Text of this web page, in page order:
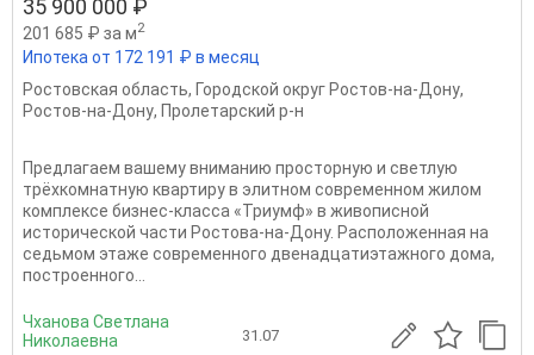
35 900 000 ₽
201 685 ₽ за м2
Ипотека от 172 191 ₽ в месяц
Ростовская область, Городской округ Ростов-на-Дону,
Ростов-на-Дону, Пролетарский р-н
Предлагаем вашему вниманию просторную и светлую
трёхкомнатную квартиру в элитном современном жилом
комплексе бизнес-класса «Триумф» в живописной
исторической части Ростова-на-Дону. Расположенная на
седьмом этаже современного двенадцатиэтажного дома,
построенного...
Чханова Светлана
Николаевна
31.07